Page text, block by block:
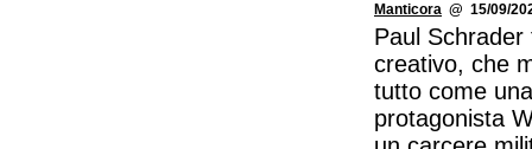
Manticora @ 15/09/
Paul
creativo, che
tutto come
protagonista